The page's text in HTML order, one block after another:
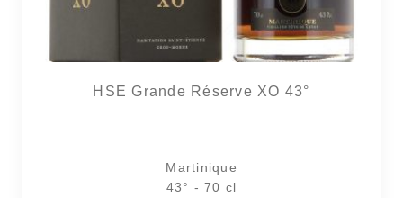
HSE Grande Réserve XO 43°
Martinique
43° - 70 cl